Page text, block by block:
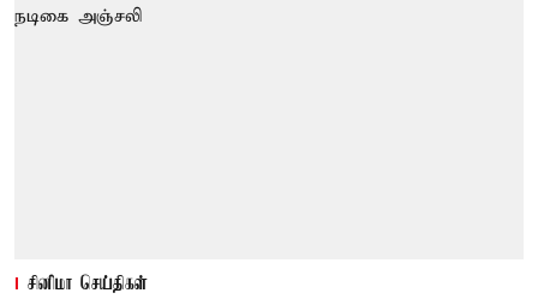
சினிமா செய்திகள்